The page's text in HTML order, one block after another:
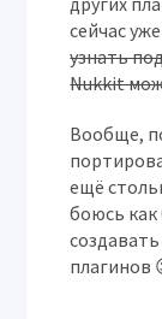
сейчас
узнать
Nukkit
Вообще,
ещё
боюсь как
плагинов